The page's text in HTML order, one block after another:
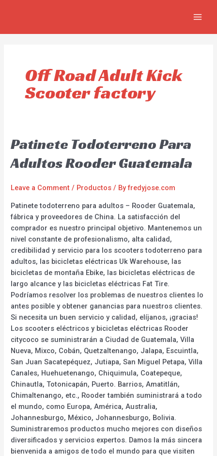
Off Road Adult Kick
Scooter factory
Patinete Todoterreno Para
Adultos Rooder Guatemala
Leave a Comment / Productos / Byfredyjose.com
Patinete todoterreno para adultos – Rooder Guatemala,
fábrica y proveedores de China. La satisfacción del
comprador es nuestro principal objetivo. Mantenemos un
nivel constante de profesionalismo, alta calidad,
credibilidad y servicio para los scooters todoterreno para
adultos, las bicicletas eléctricas Uk Warehouse, las
bicicletas de montaña Ebike, las bicicletas eléctricas de
largo alcance y las bicicletas eléctricas Fat Tire.
Podríamos resolver los problemas de nuestros clientes lo
antes posible y obtener ganancias para nuestros clientes.
Si necesita un buen servicio y calidad, elíjanos, ¡gracias!
Los scooters eléctricos y bicicletas eléctricas Rooder
citycoco se suministrarán a Ciudad de Guatemala, Villa
Nueva, Mixco, Cobán, Quetzaltenango, Jalapa, Escuintla,
San Juan Sacatepéquez, Jutiapa, San Miguel Petapa, Villa
Canales, Huehuetenango, Chiquimula, Coatepeque,
Chinautla, Totonicapán, Puerto. Barrios, Amatitlán,
Chimaltenango, etc., Rooder también suministrará a todo
el mundo, como Europa, América, Australia,
Johannesburgo, México, Johannesburgo, Bolivia.
Suministraremos productos mucho mejores con diseños
diversificados y servicios expertos. Damos la más sincera
bienvenida a amigos de todo el mundo para que visiten